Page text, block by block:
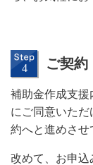
ご契約
補助金作成支援
にご同意いた
約へと進めさせ
改めて、お申